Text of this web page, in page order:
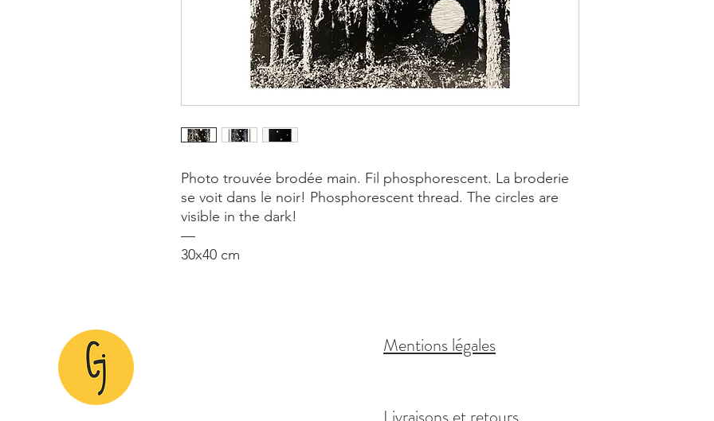
Photo trouvée brodée main. Fil phosphorescent. La broderie
se voit dans le noir! Phosphorescent thread. The circles are
visible in the dark!
—
30x40 cm
Mentions légales